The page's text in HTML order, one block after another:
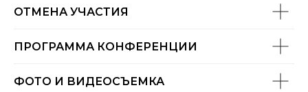
ОТМЕНА УЧАСТИЯ
ПРОГРАММА КОНФЕРЕНЦИИ
ФОТО И ВИДЕОСЪЕМКА